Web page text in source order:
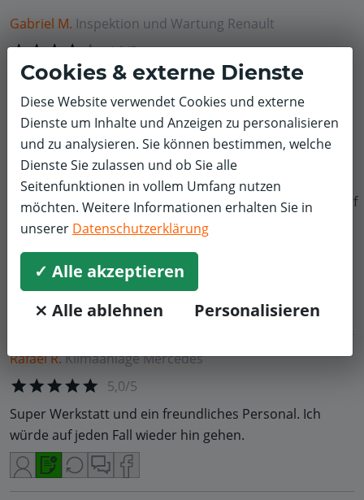
Gabriel M. Inspektion und Wartung Renault
4,0/5
Das Personal war freundlich und zuvorkommend. Die
Arbeiten sind ordentlich ausgeführt, soweit ich das
einschätzen kann. Auf weitere Angebote wurde
aufmerksam gemacht.
Dieter T.BatterieVolvo
5,0/5
Freundlich, kompetent, schnell, termingerecht
Rafael R.KlimaanlageMercedes
5,0/5
Super Werkstatt und ein freundliches Personal. Ich
würde auf jeden Fall wieder hin gehen.
Cookies & externe Dienste
Diese Website verwendet Cookies und externe
Dienste um Inhalte und Anzeigen zu personalisieren
und zu analysieren. Sie können bestimmen, welche
Dienste Sie zulassen und ob Sie alle
Seitenfunktionen in vollem Umfang nutzen
möchten. Weitere Informationen erhalten Sie in
unserer Datenschutzerklärung
✓ Alle akzeptieren
⨯ Alle ablehnen
Personalisieren
f